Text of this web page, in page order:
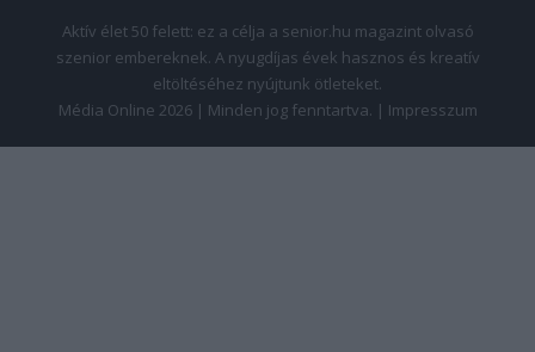
Aktív élet 50 felett: ez a célja a senior.hu magazint olvasó
szenior embereknek. A nyugdíjas évek hasznos és kreatív
eltöltéséhez nyújtunk ötleteket.
Média Online 2026 | Minden jog fenntartva. | Impresszum